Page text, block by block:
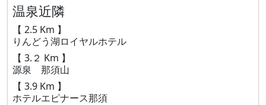
温泉近隣
【 2.5 Km 】
りんどう湖ロイヤルホテル
【 3.２ Km 】
源泉 那須山
【 3.9 Km 】
ホテルエピナース那須